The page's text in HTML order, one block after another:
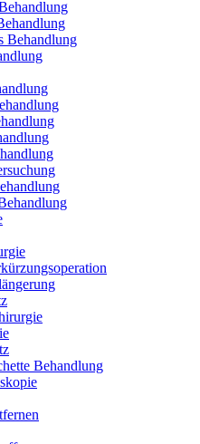
Behandlung
Behandlung